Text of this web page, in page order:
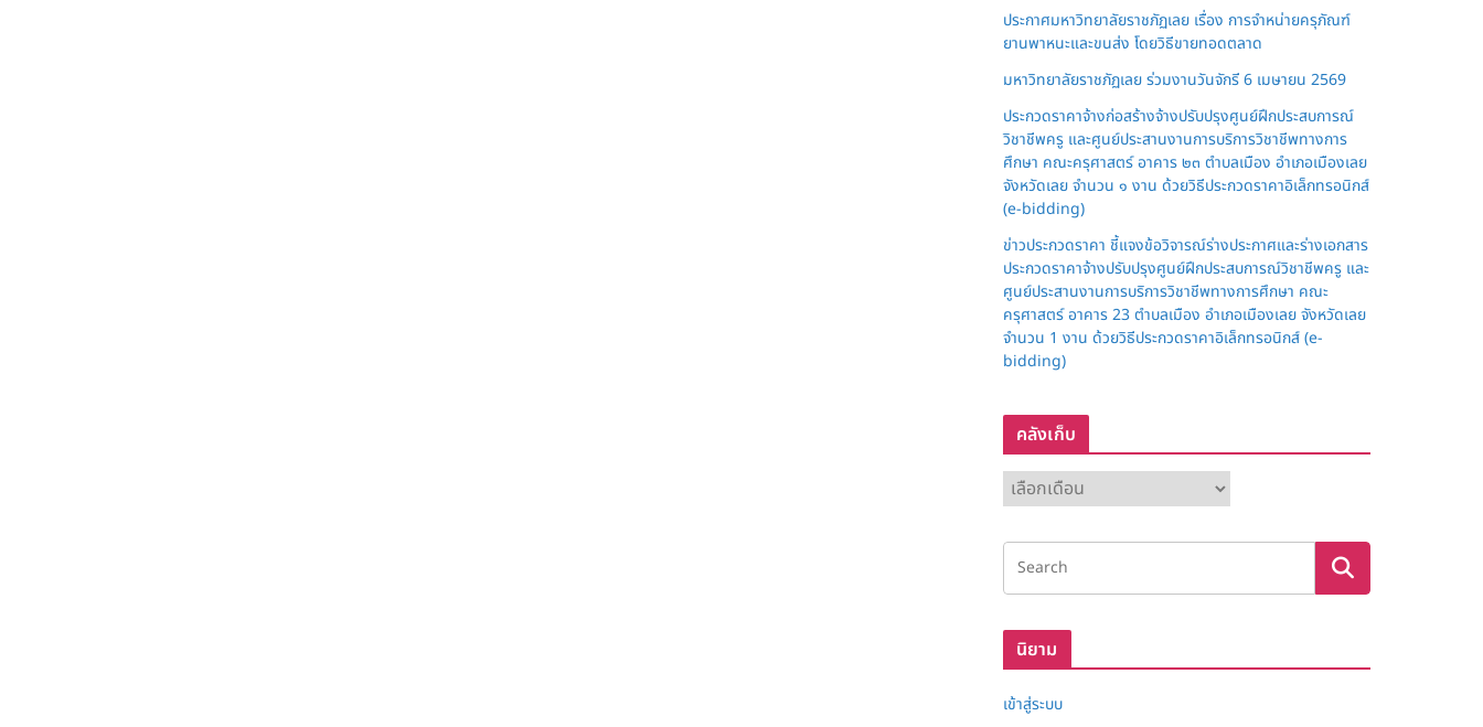
ประกาศมหาวิทยาลัยราชภัฏเลย เรื่อง การจำหน่ายครุภัณฑ์
ยานพาหนะและขนส่ง โดยวิธีขายทอดตลาด
มหาวิทยาลัยราชภัฏเลย ร่วมงานวันจักรี 6 เมษายน 2569
ประกวดราคาจ้างก่อสร้างจ้างปรับปรุงศูนย์ฝึกประสบการณ์
วิชาชีพครู และศูนย์ประสานงานการบริการวิชาชีพทางการ
ศึกษา คณะครุศาสตร์ อาคาร ๒๓ ตำบลเมือง อำเภอเมืองเลย
จังหวัดเลย จำนวน ๑ งาน ด้วยวิธีประกวดราคาอิเล็กทรอนิกส์
(e-bidding)
ข่าวประกวดราคา ชี้แจงข้อวิจารณ์ร่างประกาศและร่างเอกสาร
ประกวดราคาจ้างปรับปรุงศูนย์ฝึกประสบการณ์วิชาชีพครู และ
ศูนย์ประสานงานการบริการวิชาชีพทางการศึกษา คณะ
ครุศาสตร์ อาคาร 23 ตำบลเมือง อำเภอเมืองเลย จังหวัดเลย
จำนวน 1 งาน ด้วยวิธีประกวดราคาอิเล็กทรอนิกส์ (e-
bidding)
คลังเก็บ
ลั
ง
ก็
นิยาม
เข้าสู่ระบบ